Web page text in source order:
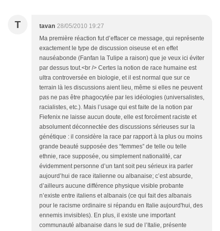
T tavan 28/05/2010 19:27
Ma première réaction fut d’effacer ce message, qui représente
exactement le type de discussion oiseuse et en effet
nauséabonde (Fanfan la Tulipe a raison) que je veux ici éviter
par dessus tout.<br /> Certes la notion de race humaine est
ultra controversée en biologie, et il est normal que sur ce
terrain là les discussions aient lieu, même si elles ne peuvent
pas ne pas être phagocytée par les idéologies (universalistes,
racialistes, etc.). Mais l’usage qui est faite de la notion par
Fiefenix ne laisse aucun doute, elle est forcément raciste et
absolument déconnectée des discussions sérieuses sur la
génétique : il considère la race par rapport à la plus ou moins
grande beauté supposée des “femmes” de telle ou telle
ethnie, race supposée, ou simplement nationalité, car
évidemment personne d’un tant soit peu sérieux ira parler
aujourd’hui de race italienne ou albanaise; c’est absurde,
d’ailleurs aucune différence physique visible probante
n’existe entre italiens et albanais (ce qui fait des albanais
pour le racisme ordinaire si répandu en Italie aujourd'hui, des
ennemis invisibles). En plus, il existe une important
communauté albanaise dans le sud de l’Italie, présente